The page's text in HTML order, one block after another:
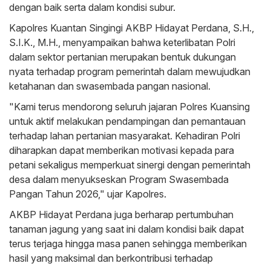
dengan baik serta dalam kondisi subur.
Kapolres Kuantan Singingi AKBP Hidayat Perdana, S.H.,
S.I.K., M.H., menyampaikan bahwa keterlibatan Polri
dalam sektor pertanian merupakan bentuk dukungan
nyata terhadap program pemerintah dalam mewujudkan
ketahanan dan swasembada pangan nasional.
"Kami terus mendorong seluruh jajaran Polres Kuansing
untuk aktif melakukan pendampingan dan pemantauan
terhadap lahan pertanian masyarakat. Kehadiran Polri
diharapkan dapat memberikan motivasi kepada para
petani sekaligus memperkuat sinergi dengan pemerintah
desa dalam menyukseskan Program Swasembada
Pangan Tahun 2026," ujar Kapolres.
AKBP Hidayat Perdana juga berharap pertumbuhan
tanaman jagung yang saat ini dalam kondisi baik dapat
terus terjaga hingga masa panen sehingga memberikan
hasil yang maksimal dan berkontribusi terhadap